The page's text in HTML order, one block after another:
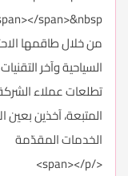
من خلال طاقمها
السياحية وآخر
تطلعات عملاء
المتبعة، آخذين
الخدمات المقدّمة
</span></p>